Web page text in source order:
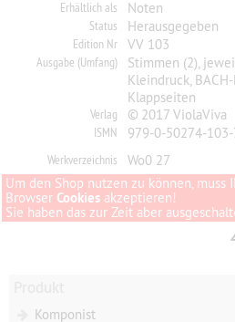
Erhältlich als Noten
Status Herausgegeben
Edition Nr VV 103
Ausgabe (Umfang)
Stimmen (2),
Kleindruck,
Klappseiten
Verlag © 2017 ViolaViva
ISMN 979-0-50274-
Werkverzeichnis
Wo0 27
Um den Shop nutzen zu können, muss
Browser Cookies akzeptieren!
Sie haben das zur Zeit aber
Komponist